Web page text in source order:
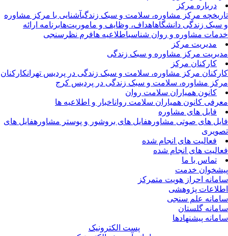
درباره مرکز
مرکز مشاوره، سلامت و سبک زندگیآشنایی با مرکز مشاوره
زندگی دانشگاهاهداف، وظایف و ماموریت‌هابرنامه ارائه
مشاوره و روان شناسیاطلاعیه هافرم نظرسنجی
مدیریت مرکز
مرکز مشاوره و سبک زندگی
کارکنان مرکز
مرکز مشاوره، سلامت و سبک زندگی در پردیس تهران کارکنان
مشاوره، سلامت و سبک زندگی در پردیس کرج
کانون همیاران سلامت روان
کانون همیاران سلامت رواناخبار و اطلاعیه ها
فایل های مشاوره
های صوتی مشاوره فایل های بروشور و پوستر مشاوره فایل های
فعالیت های انجام شده
های انجام شده
تماس با ما
خدمت
احراز هویت متمرکز
پژوهشی
علم سنجی
گلستان
پیشنهادها
پست الکترونیک